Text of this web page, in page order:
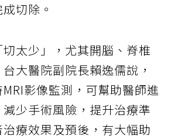
切除。
太少」，尤其開腦、脊椎
大醫院副院長賴逸儒說，
影像監測，可幫助醫師進
少手術風險，提升治療準
療效果及預後，有大幅助